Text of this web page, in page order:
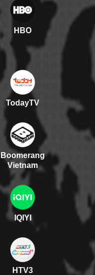
HBO
TodayTV
Boomerang
Vietnam
IQIYI
HTV3